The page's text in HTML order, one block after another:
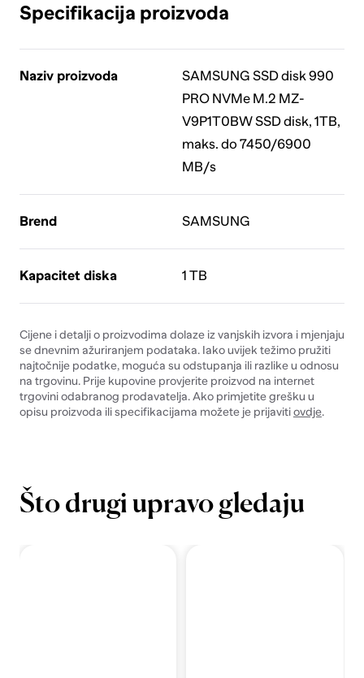
Specifikacija proizvoda
Naziv proizvoda
SAMSUNG SSD disk 990
PRO NVMe M.2 MZ-
V9P1T0BW SSD disk, 1TB,
maks. do 7450/6900
MB/s
Brend SAMSUNG
Kapacitet diska 1 TB
Cijene i detalji o proizvodima dolaze iz vanjskih izvora i mjenjaju
se dnevnim ažuriranjem podataka. Iako uvijek težimo pružiti
najtočnije podatke, moguća su odstupanja ili razlike u odnosu
na trgovinu. Prije kupovine provjerite proizvod na internet
trgovini odabranog prodavatelja. Ako primjetite grešku u
opisu proizvoda ili specifikacijama možete je prijavitiovdje.
Što drugi upravo gledaju